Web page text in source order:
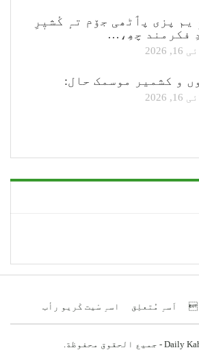
یم پزی پٲٹھی جۆم تہٕ کٔشیٖرِ
فکرمند چھِ،…
2026
و کشمیر موسمک حال:
2026
اَسہِ مُتعلِق اسہِ سْیت کْریو رأب